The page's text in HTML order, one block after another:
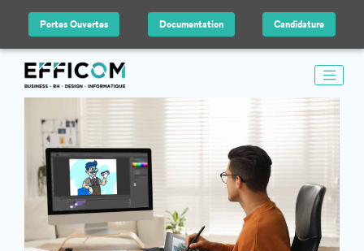
Portes Ouvertes Documentation Candidature